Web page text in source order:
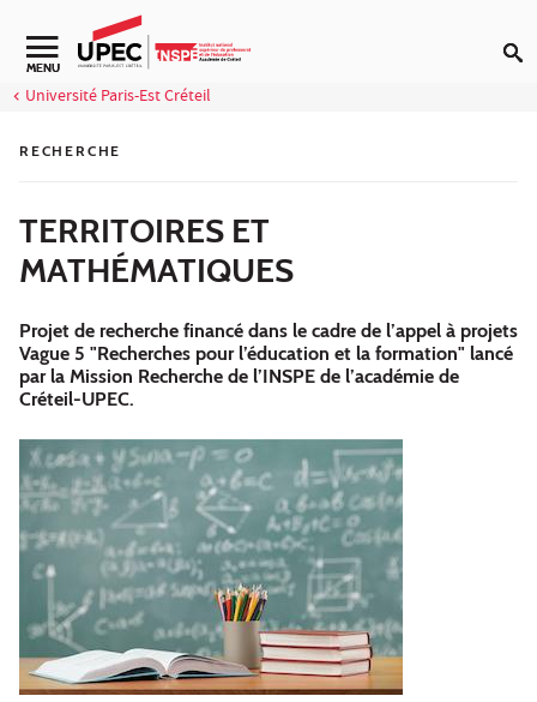
Aller au contenu
Navigation secondaire
MENU
Université Paris-Est Créteil
RECHERCHE
TERRITOIRES ET
MATHÉMATIQUES
Projet de recherche financé dans le cadre de l’appel à projets
Vague 5 "Recherches pour l’éducation et la formation" lancé
par la Mission Recherche de l’INSPE de l’académie de
Créteil-UPEC.